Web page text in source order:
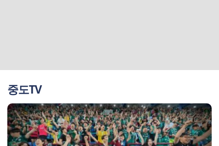
중도TV